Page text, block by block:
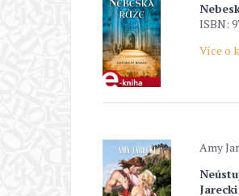
ISBN:
Více o
Amy
Jarecki